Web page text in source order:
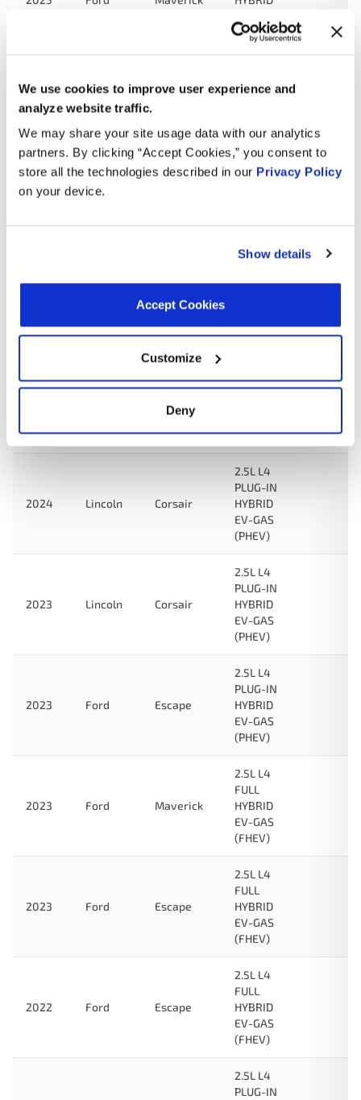
We use cookies to improve user experience and
analyze website traffic.
We may share your site usage data with our analytics
partners. By clicking “Accept Cookies,” you consent to
store all the technologies described in our Privacy Policy
on your device.
Show details
Accept Cookies
Customize
Deny
(FHEV)
2025 Ford
FULL
(FHEV)
2024
2.5L L4
Maverick
FULL
(FHEV)
Escape
FULL
(FHEV)
2024 Lincoln Corsair
2.5L L4
PLUG-IN
HYBRID
EV-GAS
(PHEV)
2023 Lincoln Corsair
2.5L L4
PLUG-IN
HYBRID
EV-GAS
(PHEV)
2023 Ford Escape
2.5L L4
PLUG-IN
HYBRID
EV-GAS
(PHEV)
2023 Ford Maverick
2.5L L4
FULL
HYBRID
EV-GAS
(FHEV)
2023 Ford Escape
2.5L L4
FULL
HYBRID
EV-GAS
(FHEV)
2022 Ford Escape
2.5L L4
FULL
HYBRID
EV-GAS
(FHEV)
2.5L L4
PLUG-IN